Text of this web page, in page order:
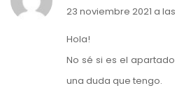
23 noviembre 2021 a las
Hola!
No sé si es el
una duda que tengo.